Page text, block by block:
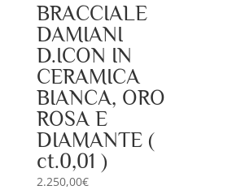
BRACCIALE
DAMIANI
D.ICON IN
CERAMICA
BIANCA, ORO
ROSA E
DIAMANTE (
ct.0,01 )
2.250,00€